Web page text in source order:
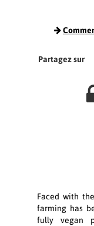
Faced with
farming has
fully vegan